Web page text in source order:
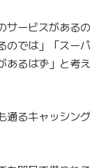
サービスがある
のでは」「スー
あるはず」と考
通るキャッシン